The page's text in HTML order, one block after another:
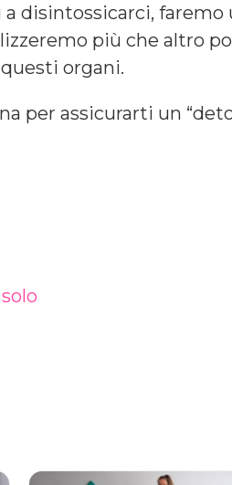
disintossicarci, faremo
più che altro
organi.
per assicurarti un